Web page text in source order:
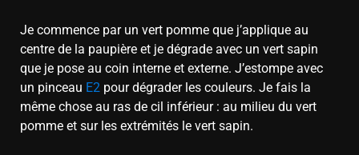
Je commence par un vert pomme que j’applique au
centre de la paupière et je dégrade avec un vert sapin
que je pose au coin interne et externe. J’estompe avec
un pinceau E2 pour dégrader les couleurs. Je fais la
même chose au ras de cil inférieur : au milieu du vert
pomme et sur les extrémités le vert sapin.